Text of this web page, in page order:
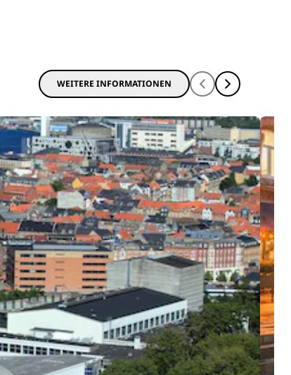
WEITERE INFORMATIONEN